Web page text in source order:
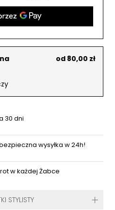
od 80,00 zł
30 dni
wysyłka w 24h!
w każdej Żabce
STYLISTY